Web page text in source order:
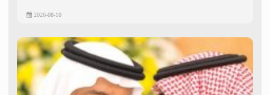
2026-08-10